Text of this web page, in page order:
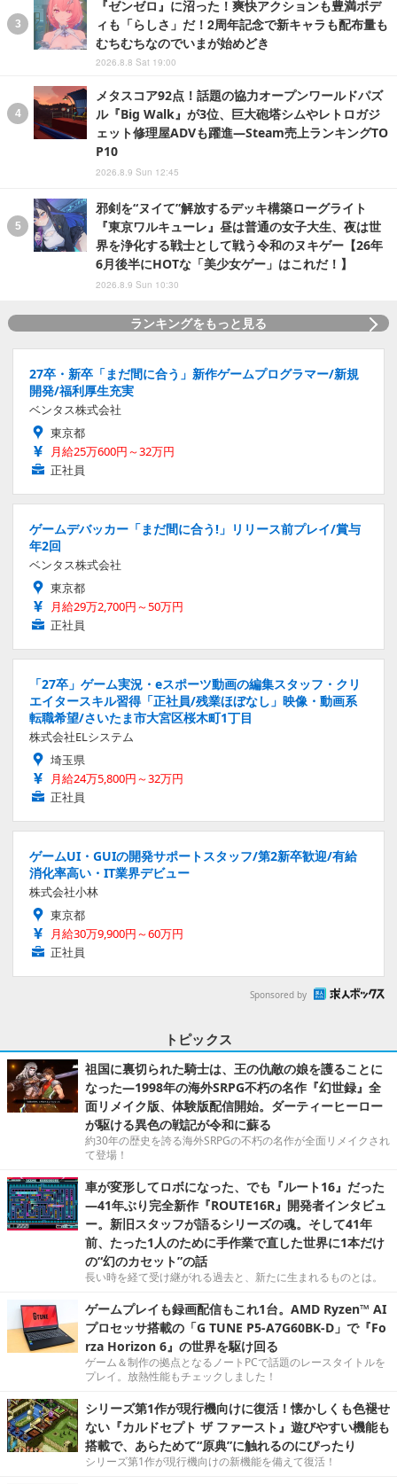
『ゼンゼロ』に沼った！爽快アクションも豊満ボデ
ィも「らしさ」だ！2周年記念で新キャラも配布量も
むちむちなのでいまが始めどき
2026.8.8 Sat 19:00
メタスコア92点！話題の協力オープンワールドパズ
ル『Big Walk』が3位、巨大砲塔シムやレトロガジ
ェット修理屋ADVも躍進―Steam売上ランキングTO
P10
2026.8.9 Sun 12:45
邪剣を“ヌイて”解放するデッキ構築ローグライト
『東京ワルキューレ』昼は普通の女子大生、夜は世
界を浄化する戦士として戦う令和のヌキゲー【26年
6月後半にHOTな「美少女ゲー」はこれだ！】
2026.8.9 Sun 10:30
ランキングをもっと見る
27卒・新卒「まだ間に合う」新作ゲームプログラマー/新規
開発/福利厚生充実
ベンタス株式会社
東京都
月給25万600円～32万円
正社員
ゲームデバッカー「まだ間に合う!」リリース前プレイ/賞与
年2回
ベンタス株式会社
東京都
月給29万2,700円～50万円
正社員
「27卒」ゲーム実況・eスポーツ動画の編集スタッフ・クリ
エイタースキル習得「正社員/残業ほぼなし」映像・動画系
転職希望/さいたま市大宮区桜木町1丁目
株式会社ELシステム
埼玉県
月給24万5,800円～32万円
正社員
ゲームUI・GUIの開発サポートスタッフ/第2新卒歓迎/有給
消化率高い・IT業界デビュー
株式会社小林
東京都
月給30万9,900円～60万円
正社員
Sponsored by
トピックス
祖国に裏切られた騎士は、王の仇敵の娘を護ることに
なった―1998年の海外SRPG不朽の名作『幻世録』全
面リメイク版、体験版配信開始。ダーティーヒーロー
が駆ける異色の戦記が令和に蘇る
約30年の歴史を誇る海外SRPGの不朽の名作が全面リメイクされ
て登場！
車が変形してロボになった、でも『ルート16』だった
―41年ぶり完全新作『ROUTE16R』開発者インタビュ
ー。新旧スタッフが語るシリーズの魂。そして41年
前、たった1人のために手作業で直した世界に1本だけ
の“幻のカセット”の話
長い時を経て受け継がれる過去と、新たに生まれるものとは。
ゲームプレイも録画配信もこれ1台。AMD Ryzen™ AI
プロセッサ搭載の「G TUNE P5-A7G60BK-D」で『Fo
rza Horizon 6』の世界を駆け回る
ゲーム＆制作の拠点となるノートPCで話題のレースタイトルを
プレイ。放熱性能もチェックしました！
シリーズ第1作が現行機向けに復活！懐かしくも色褪せ
ない『カルドセプト ザ ファースト』遊びやすい機能も
搭載で、あらためて“原典”に触れるのにぴったり
シリーズ第1作が現行機向けの新機能を備えて復活！